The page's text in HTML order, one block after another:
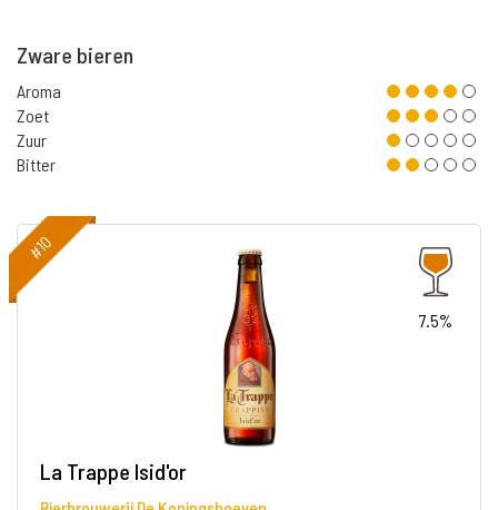
Zware bieren
Aroma
Zoet
Zuur
Bitter
#10
7.5%
La Trappe Isid'or